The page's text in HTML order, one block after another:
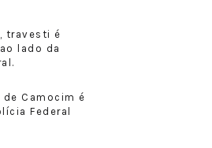
travesti é
lado da
Camocim é
Federal